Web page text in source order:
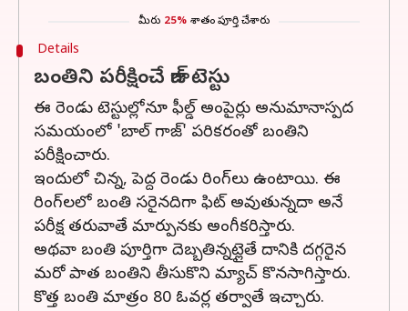
మీరు 25% శాతం పూర్తి చేశారు
Details
బంతిని పరీక్షించే గాజ్ టెస్టు
ఈ రెండు టెస్టుల్లోనూ ఫీల్డ్ అంపైర్లు అనుమానాస్పద
సమయంలో 'బాల్ గాజ్' పరికరంతో బంతిని
పరీక్షించారు.
ఇందులో చిన్న, పెద్ద రెండు రింగ్‌లు ఉంటాయి. ఈ
రింగ్‌లలో బంతి సరైనదిగా ఫిట్ అవుతున్నదా అనే
పరీక్ష తరువాతే మార్పునకు అంగీకరిస్తారు.
అథవా బంతి పూర్తిగా దెబ్బతిన్నట్లైతే దానికి దగ్గరైన
మరో పాత బంతిని తీసుకొని మ్యాచ్‌ కొనసాగిస్తారు.
కొత్త బంతి మాత్రం 80 ఓవర్ల తర్వాతే ఇచ్చారు.